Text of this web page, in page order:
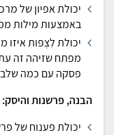
יכולת אפיון של
באמצעות מילות
יכולת לִצְפּות איזו
מפתח שזיהה זה
פסקה עם כמה
הבנה, פרשנות והיסק:
יכולת פענוח של